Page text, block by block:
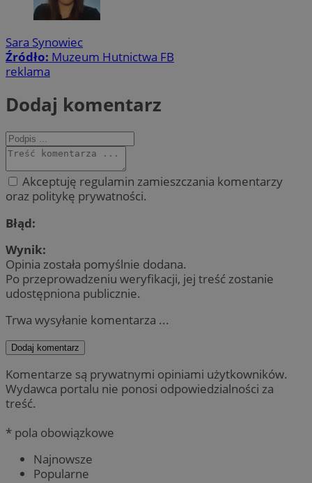
Sara Synowiec
Źródło: Muzeum Hutnictwa FB
reklama
Dodaj komentarz
Akceptuję regulamin zamieszczania komentarzy
oraz politykę prywatności.
Błąd:
Wynik:
Opinia została pomyślnie dodana.
Po przeprowadzeniu weryfikacji, jej treść zostanie
udostępniona publicznie.
Trwa wysyłanie komentarza ...
Dodaj komentarz
Komentarze są prywatnymi opiniami użytkowników.
Wydawca portalu nie ponosi odpowiedzialności za
treść.
* pola obowiązkowe
Najnowsze
Popularne